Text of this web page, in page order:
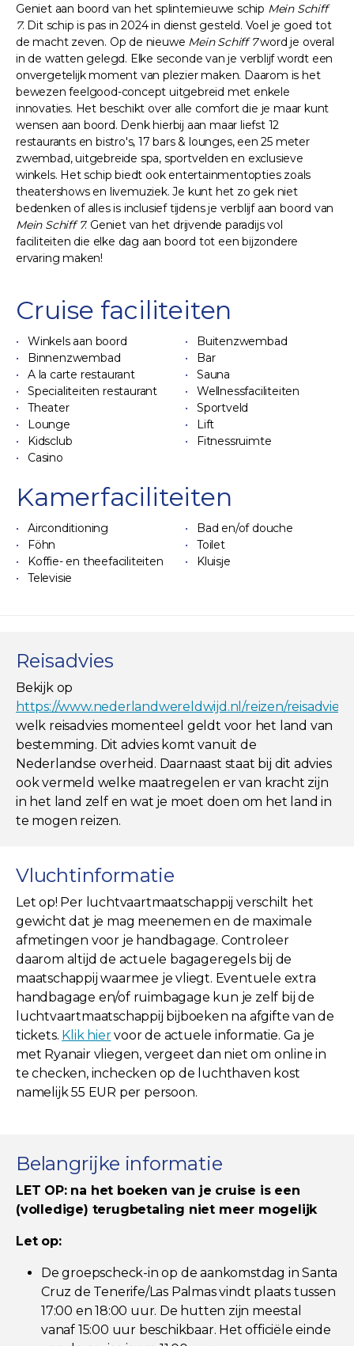
Geniet aan boord van het splinternieuwe schip Mein Schiff
7. Dit schip is pas in 2024 in dienst gesteld. Voel je goed tot
de macht zeven. Op de nieuwe Mein Schiff 7word je overal
in de watten gelegd. Elke seconde van je verblijf wordt een
onvergetelijk moment van plezier maken. Daarom is het
bewezen feelgood-concept uitgebreid met enkele
innovaties. Het beschikt over alle comfort die je maar kunt
wensen aan boord. Denk hierbij aan maar liefst 12
restaurants en bistro's, 17 bars & lounges, een 25 meter
zwembad, uitgebreide spa, sportvelden en exclusieve
winkels. Het schip biedt ook entertainmentopties zoals
theatershows en livemuziek. Je kunt het zo gek niet
bedenken of alles is inclusief tijdens je verblijf aan boord van
Mein Schiff 7. Geniet van het drijvende paradijs vol
faciliteiten die elke dag aan boord tot een bijzondere
ervaring maken!
Cruise faciliteiten
Winkels aan boord
Buitenzwembad
Binnenzwembad
Bar
A la carte restaurant
Sauna
Specialiteiten restaurant
Wellnessfaciliteiten
Theater
Sportveld
Lounge
Lift
Kidsclub
Fitnessruimte
Casino
Kamerfaciliteiten
Airconditioning
Bad en/of douche
Föhn
Toilet
Koffie- en theefaciliteiten
Kluisje
Televisie
Reisadvies
Bekijk op
https://www.nederlandwereldwijd.nl/reizen/
welk reisadvies momenteel geldt voor het land van
bestemming. Dit advies komt vanuit de
Nederlandse overheid. Daarnaast staat bij dit advies
ook vermeld welke maatregelen er van kracht zijn
in het land zelf en wat je moet doen om het land in
te mogen reizen.
Vluchtinformatie
Let op! Per luchtvaartmaatschappij verschilt het
gewicht dat je mag meenemen en de maximale
afmetingen voor je handbagage. Controleer
daarom altijd de actuele bagageregels bij de
maatschappij waarmee je vliegt. Eventuele extra
handbagage en/of ruimbagage kun je zelf bij de
luchtvaartmaatschappij bijboeken na afgifte van de
tickets. Klik hiervoor de actuele informatie. Ga je
met Ryanair vliegen, vergeet dan niet om online in
te checken, inchecken op de luchthaven kost
namelijk 55 EUR per persoon.
Belangrijke informatie
LET OP: na het boeken van je cruise is een
(volledige) terugbetaling niet meer mogelijk
Let op:
De groepscheck-in op de aankomstdag in Santa
Cruz de Tenerife/Las Palmas vindt plaats tussen
17:00 en 18:00 uur. De hutten zijn meestal
vanaf 15:00 uur beschikbaar. Het officiële einde